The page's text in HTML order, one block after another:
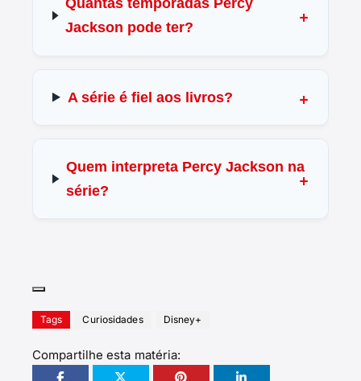
Quantas temporadas Percy
Jackson pode ter?
A série é fiel aos livros?
Quem interpreta Percy Jackson na
série?
Tags Curiosidades Disney+
Compartilhe esta matéria: